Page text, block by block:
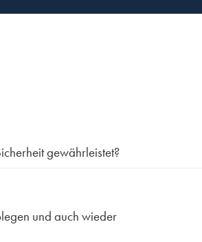
gewährleistet?
und auch wieder